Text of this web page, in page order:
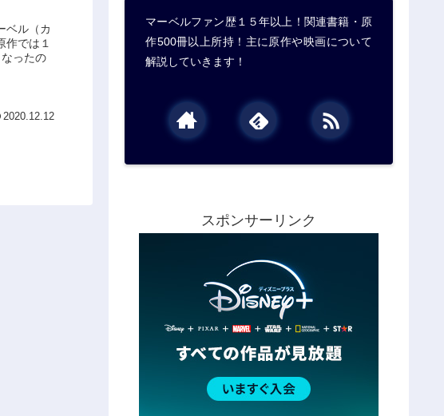
ベル（カ
では１
ったの
2020.12.12
マーベルファン歴１５年以上！関連書籍・原
作500冊以上所持！主に原作や映画について
解説していきます！
スポンサーリンク